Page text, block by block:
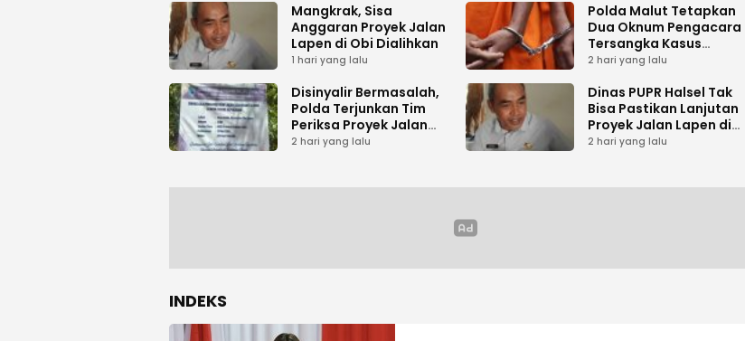
Mangkrak, Sisa
Anggaran Proyek Jalan
Lapen di Obi Dialihkan
1 hari yang lalu
Polda Malut Tetapkan
Dua Oknum Pengacara
Tersangka Kasus
Pemalsuan Dokumen
2 hari yang lalu
Disinyalir Bermasalah,
Polda Terjunkan Tim
Periksa Proyek Jalan
Tani di Galala
2 hari yang lalu
Dinas PUPR Halsel Tak
Bisa Pastikan Lanjutan
Proyek Jalan Lapen di
Desa Sambiki
2 hari yang lalu
INDEKS